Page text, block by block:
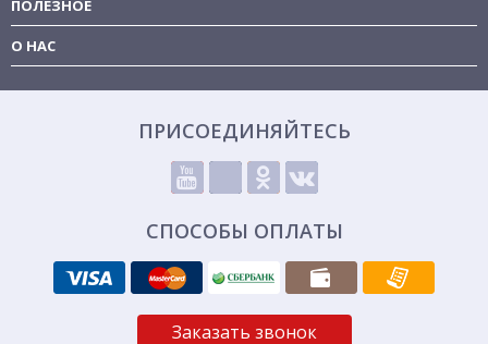
ПОЛЕЗНОЕ
О НАС
ПРИСОЕДИНЯЙТЕСЬ
СПОСОБЫ ОПЛАТЫ
Заказать звонок